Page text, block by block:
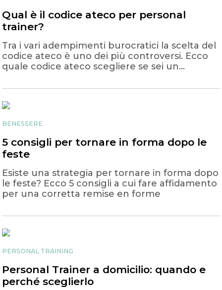
Qual è il codice ateco per personal
trainer?
Tra i vari adempimenti burocratici la scelta del
codice ateco è uno dei più controversi. Ecco
quale codice ateco scegliere se sei un
BENESSERE
5 consigli per tornare in forma dopo le
feste
Esiste una strategia per tornare in forma dopo
le feste? Ecco 5 consigli a cui fare affidamento
per una corretta remise en forme
PERSONAL TRAINING
Personal Trainer a domicilio: quando e
perché sceglierlo